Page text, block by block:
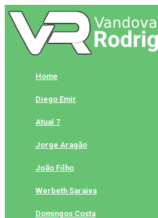
Skip
to
content
Home
Diego Emir
Atual 7
Jorge Aragão
João Filho
Werbeth Saraiva
Domingos Costa